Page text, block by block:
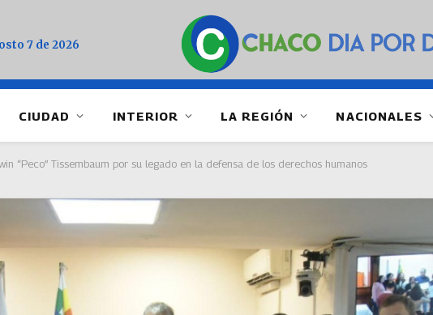
7 de 2026
CIUDAD INTERIOR LA REGIÓN NACIONALES
“Peco” Tissembaum por su legado en la defensa de los derechos humanos